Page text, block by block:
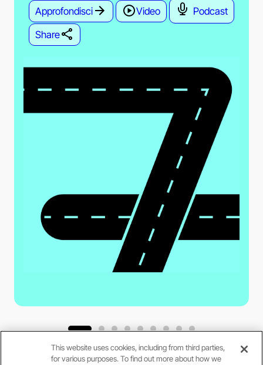
Approfondisci Video Podcast
Share
This website uses cookies, including from third parties,
for various purposes. To find out more about how we